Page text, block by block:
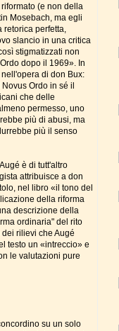
(e non della
Mosebach, ma egli
perfetta,
slancio in una critica
stigmatizzati non
dopo il 1969». In
di don Bux:
Ordo in sé il
che delle
permesso, uno
più di abusi, ma
più il senso
è di tutt'altro
attribuisce a don
nel libro «il tono del
della riforma
descrizione della
ordinaria" del rito
rilievi che Augé
testo un «intreccio» e
le valutazioni pure
su un solo